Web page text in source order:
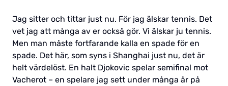
Jag sitter och tittar just nu. För jag älskar tennis. Det
vet jag att många av er också gör. Vi älskar ju tennis.
Men man måste fortfarande kalla en spade för en
spade. Det här, som syns i Shanghai just nu, det är
helt värdelöst. En halt Djokovic spelar semifinal mot
Vacherot – en spelare jag sett under många år på